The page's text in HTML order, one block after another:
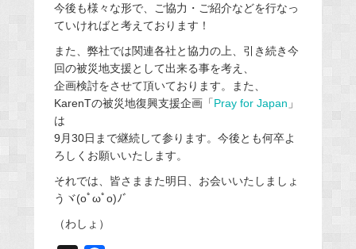
今後も様々な形で、ご協力・ご紹介などを行なっ
ていければと考えております！
また、弊社では関連各社と協力の上、引き続き今
回の被災地支援として出来る事を考え、
企画検討をさせて頂いております。また、
KarenTの被災地復興支援企画「Pray for Japan 」
は
9月30日まで継続して参ります。今後とも何卒よ
ろしくお願いいたします。
それでは、皆さままた明日、お会いいたしましょ
うヾ(oﾟωﾟo)ﾉﾞ
（わしょ）